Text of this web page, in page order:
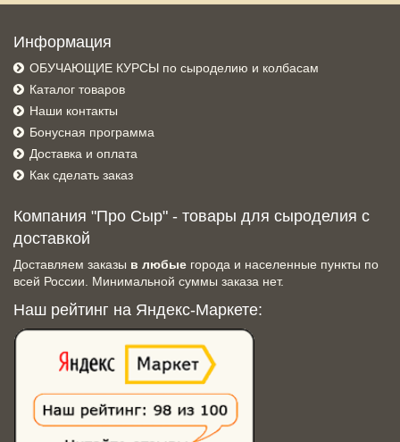
Информация
ОБУЧАЮЩИЕ КУРСЫ по сыроделию и колбасам
Каталог товаров
Наши контакты
Бонусная программа
Доставка и оплата
Как сделать заказ
Компания "Про Сыр" - товары для сыроделия с
доставкой
Доставляем заказы в любые города и населенные пункты по
всей России. Минимальной суммы заказа нет.
Наш рейтинг на Яндекс-Маркете: